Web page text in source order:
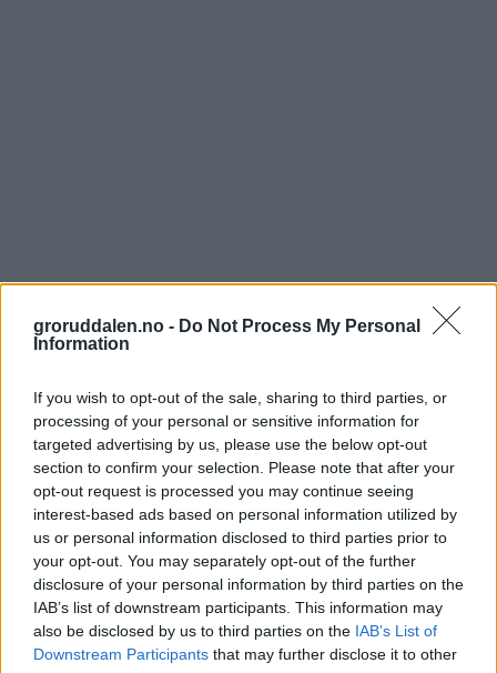
groruddalen.no - Do Not Process My Personal
Information
If you wish to opt-out of the sale, sharing to third parties, or
processing of your personal or sensitive information for
targeted advertising by us, please use the below opt-out
section to confirm your selection. Please note that after your
opt-out request is processed you may continue seeing
interest-based ads based on personal information utilized by
us or personal information disclosed to third parties prior to
your opt-out. You may separately opt-out of the further
disclosure of your personal information by third parties on the
IAB’s list of downstream participants. This information may
also be disclosed by us to third parties on the IAB’s List of
Downstream Participants that may further disclose it to other